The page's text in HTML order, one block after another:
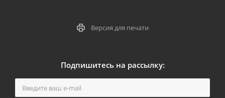
Версия для печати
Подпишитесь на рассылку: